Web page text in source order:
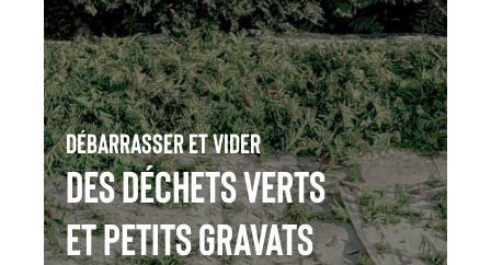
Débarrasser et vider
des Déchets verts
et petits gravats